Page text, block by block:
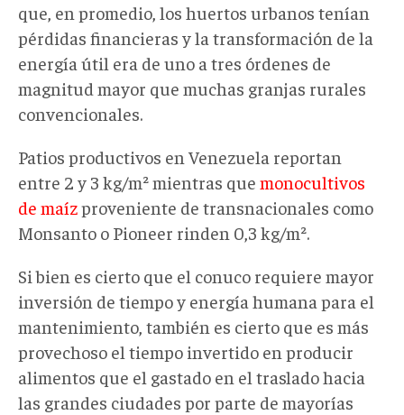
que, en promedio, los huertos urbanos tenían
pérdidas financieras y la transformación de la
energía útil era de uno a tres órdenes de
magnitud mayor que muchas granjas rurales
convencionales.
Patios productivos en Venezuela reportan
entre 2 y 3 kg/m² mientras que monocultivos
de maízproveniente de transnacionales como
Monsanto o Pioneer rinden 0,3 kg/m².
Si bien es cierto que el conuco requiere mayor
inversión de tiempo y energía humana para el
mantenimiento, también es cierto que es más
provechoso el tiempo invertido en producir
alimentos que el gastado en el traslado hacia
las grandes ciudades por parte de mayorías